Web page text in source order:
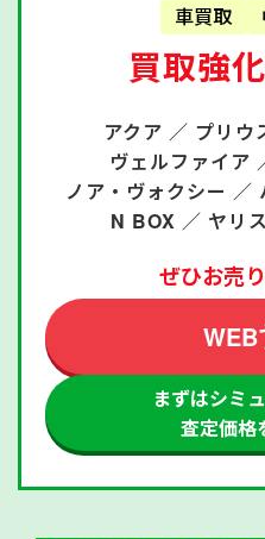
車買取
買取強
アクア ／ プリウ
ヴェルファイア
ノア・ヴォクシー ／
N BOX ／ ヤリ
ぜひお売
WEB
まずはシミ
査定価格